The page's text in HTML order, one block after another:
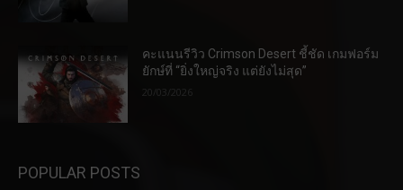
คะแนนรีวิว Crimson Desert ชี้ชัด เกมฟอร์ม
ยักษ์ที่ “ยิ่งใหญ่จริง แต่ยังไม่สุด”
20/03/2026
POPULAR POSTS